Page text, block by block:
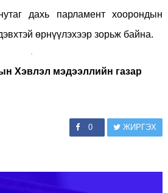
дахь парламент хоорондын
өрнүүлэхээр зорьж байна.
Хэвлэл мэдээллийн газар
0 ЖИРГЭХ